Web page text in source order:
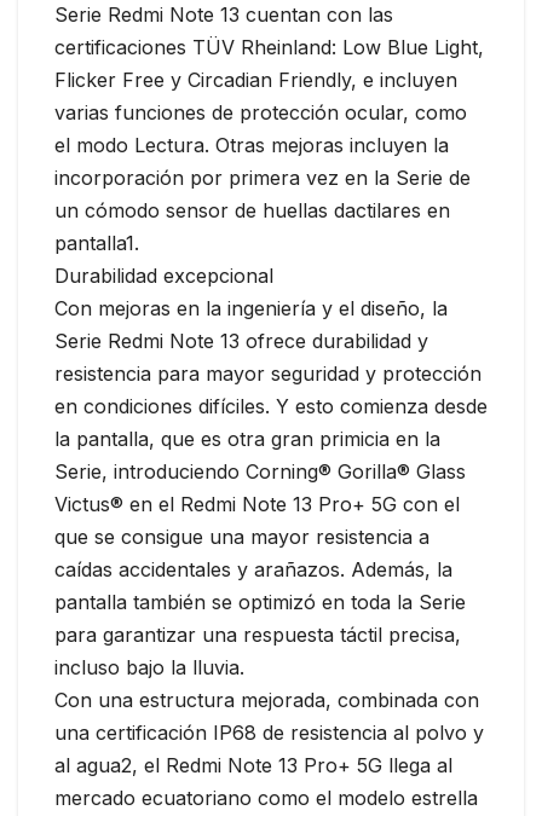
Serie Redmi Note 13 cuentan con las
certificaciones TÜV Rheinland: Low Blue Light,
Flicker Free y Circadian Friendly, e incluyen
varias funciones de protección ocular, como
el modo Lectura. Otras mejoras incluyen la
incorporación por primera vez en la Serie de
un cómodo sensor de huellas dactilares en
pantalla1.
Durabilidad excepcional
Con mejoras en la ingeniería y el diseño, la
Serie Redmi Note 13 ofrece durabilidad y
resistencia para mayor seguridad y protección
en condiciones difíciles. Y esto comienza desde
la pantalla, que es otra gran primicia en la
Serie, introduciendo Corning® Gorilla® Glass
Victus® en el Redmi Note 13 Pro+ 5G con el
que se consigue una mayor resistencia a
caídas accidentales y arañazos. Además, la
pantalla también se optimizó en toda la Serie
para garantizar una respuesta táctil precisa,
incluso bajo la lluvia.
Con una estructura mejorada, combinada con
una certificación IP68 de resistencia al polvo y
al agua2, el Redmi Note 13 Pro+ 5G llega al
mercado ecuatoriano como el modelo estrella